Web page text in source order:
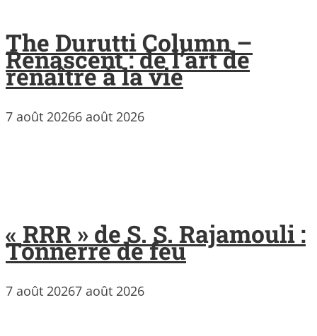
The Durutti Column –
Renascent : de l’art de
renaître à la vie
7 août 20266 août 2026
« RRR » de S. S. Rajamouli :
Tonnerre de feu
7 août 20267 août 2026